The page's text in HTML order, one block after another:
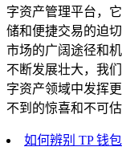
字资产管理平台，
储和便捷交易的迫
市场的广阔途径和
不断发展壮大，我
字资产领域中发挥
不到的惊喜和不可估
如何辨别 TP 钱